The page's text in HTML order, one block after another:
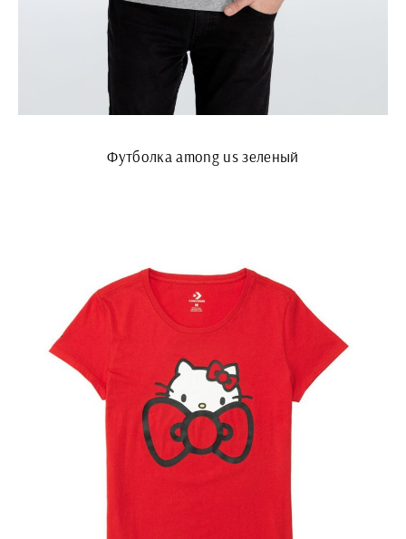
Футболка among us зеленый